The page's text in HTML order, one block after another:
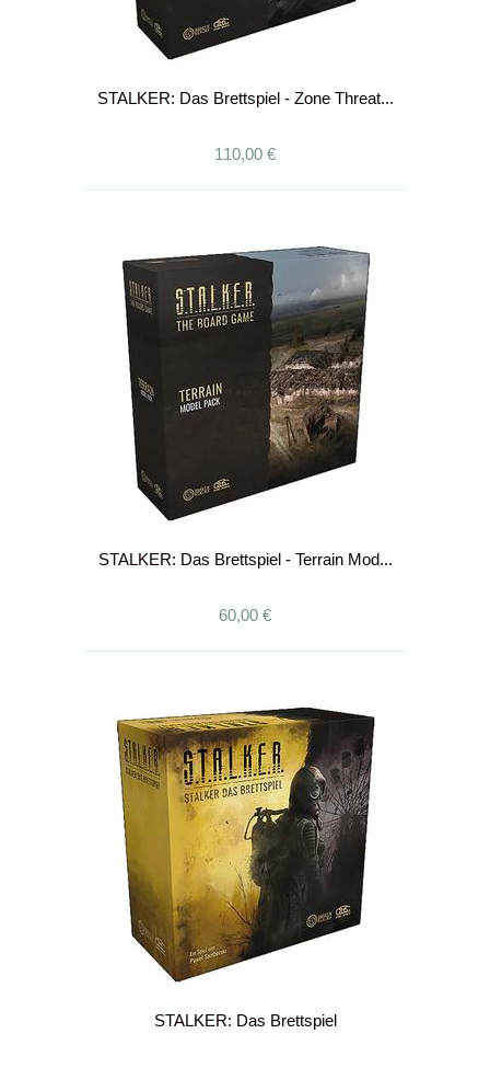
STALKER: Das Brettspiel - Zone Threat...
110,00 €
STALKER: Das Brettspiel - Terrain Mod...
60,00 €
STALKER: Das Brettspiel